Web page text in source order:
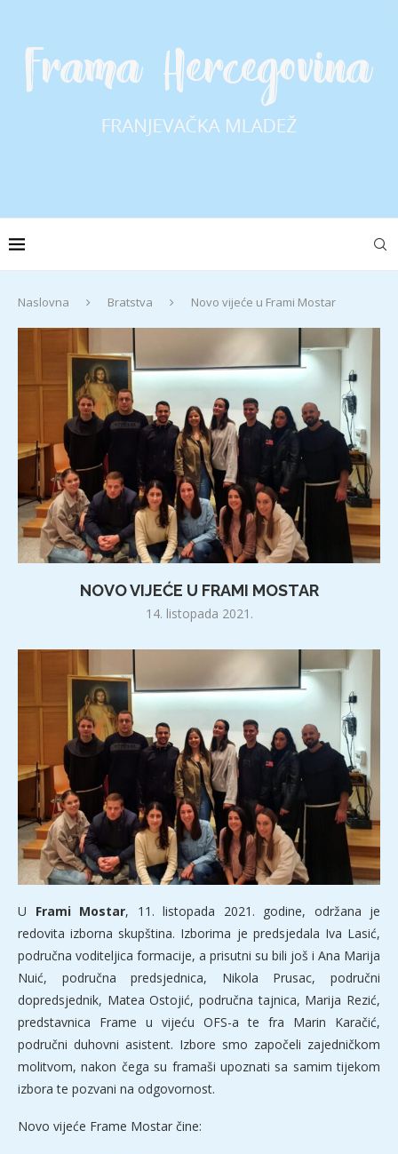
Naslovna Bratstva Novo vijeće u Frami Mostar
NOVO VIJEĆE U FRAMI MOSTAR
14. listopada 2021.
U Frami Mostar, 11. listopada 2021. godine, održana je
redovita izborna skupština. Izborima je predsjedala Iva Lasić,
područna voditeljica formacije, a prisutni su bili još i Ana Marija
Nuić, područna predsjednica, Nikola Prusac, područni
dopredsjednik, Matea Ostojić, područna tajnica, Marija Rezić,
predstavnica Frame u vijeću OFS-a te fra Marin Karačić,
područni duhovni asistent. Izbore smo započeli zajedničkom
molitvom, nakon čega su framaši upoznati sa samim tijekom
izbora te pozvani na odgovornost.
Novo vijeće Frame Mostar čine: